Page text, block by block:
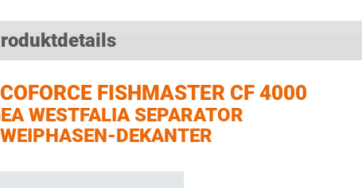
FISHMASTER CF 4000
WESTFALIA SEPARATOR
DEKANTER